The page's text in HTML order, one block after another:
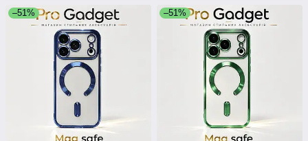
–51% –51%